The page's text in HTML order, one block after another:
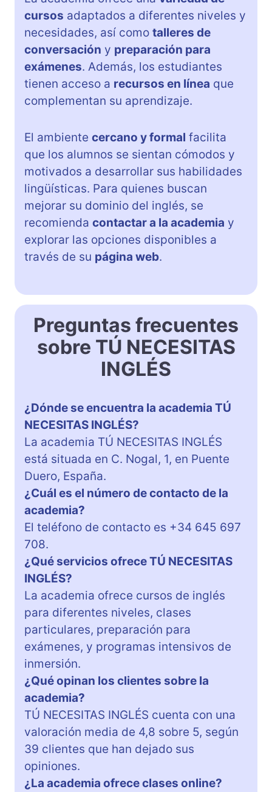
cursos adaptados a diferentes niveles y
necesidades, así como talleres de
conversación y preparación para
exámenes. Además, los estudiantes
tienen acceso a recursos en línea que
complementan su aprendizaje.
El ambiente cercano y formal facilita
que los alumnos se sientan cómodos y
motivados a desarrollar sus habilidades
lingüísticas. Para quienes buscan
mejorar su dominio del inglés, se
recomienda contactar a la academia y
explorar las opciones disponibles a
través de su página web.
Preguntas frecuentes
sobre TÚ NECESITAS
INGLÉS
¿Dónde se encuentra la academia TÚ
NECESITAS INGLÉS?
La academia TÚ NECESITAS INGLÉS
está situada en C. Nogal, 1, en Puente
Duero, España.
¿Cuál es el número de contacto de la
academia?
El teléfono de contacto es +34 645 697
708.
¿Qué servicios ofrece TÚ NECESITAS
INGLÉS?
La academia ofrece cursos de inglés
para diferentes niveles, clases
particulares, preparación para
exámenes, y programas intensivos de
inmersión.
¿Qué opinan los clientes sobre la
academia?
TÚ NECESITAS INGLÉS cuenta con una
valoración media de 4,8 sobre 5, según
39 clientes que han dejado sus
opiniones.
¿La academia ofrece clases online?